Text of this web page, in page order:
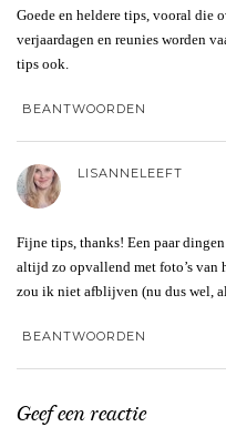
Goede en heldere tips, vooral die
verjaardagen en reunies worden
tips ook.
BEANTWOORDEN
LISANNELEEFT
Fijne tips, thanks! Een paar
altijd zo opvallend met foto’s van
zou ik niet afblijven (nu dus wel,
BEANTWOORDEN
Geef een reactie